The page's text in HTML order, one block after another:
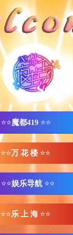
⭐⭐魔都419 ⭐⭐
⭐⭐万 花 楼 ⭐⭐
⭐⭐娱乐导航 ⭐⭐
⭐⭐乐 上 海 ⭐⭐